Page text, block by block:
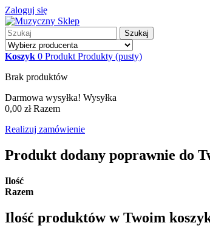
Zaloguj się
Szukaj
Koszyk 0 Produkt Produkty (pusty)
Brak produktów
Darmowa wysyłka! Wysyłka
0,00 zł Razem
Realizuj zamówienie
Produkt dodany poprawnie do
Ilość
Razem
Ilość produktów w Twoim